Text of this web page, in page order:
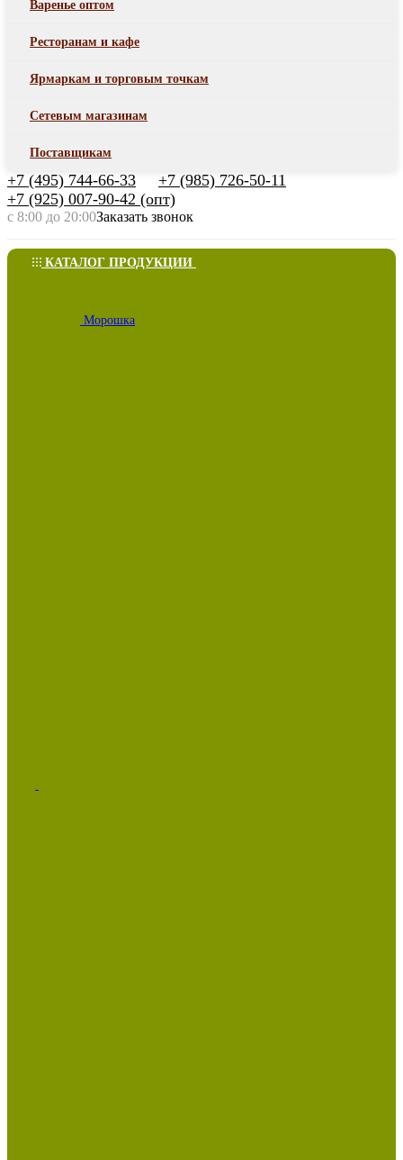
Варенье оптом
Ресторанам и кафе
Ярмаркам и торговым точкам
Сетевым магазинам
Поставщикам
+7 (495) 744-66-33
+7 (985) 726-50-11
+7 (925) 007-90-42 (опт)
с 8:00 до 20:00Заказать звонок
КАТАЛОГ ПРОДУКЦИИ
Морошка